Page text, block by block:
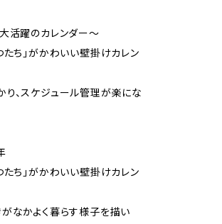
活躍のカレンダー～
ち」がかわいい壁掛けカレン
、スケジュール管理が楽にな
ち」がかわいい壁掛けカレン
なかよく暮らす様子を描い